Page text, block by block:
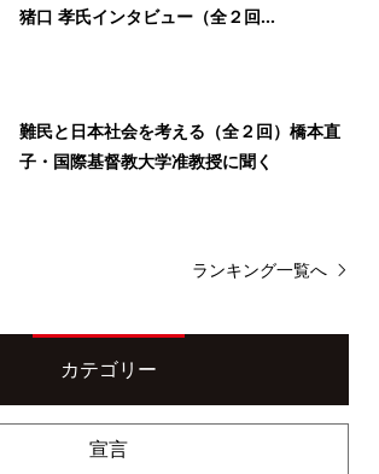
猪口 孝氏インタビュー（全２回...
難民と日本社会を考える（全２回）橋本直
子・国際基督教大学准教授に聞く
ランキング一覧へ
カテゴリー
宣言